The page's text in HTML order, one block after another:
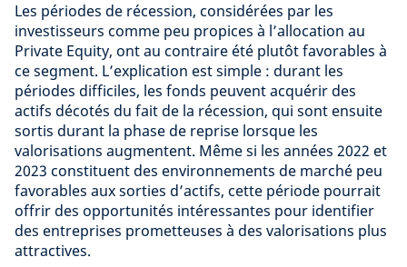
Les périodes de récession, considérées par les
investisseurs comme peu propices à l’allocation au
Private Equity, ont au contraire été plutôt favorables à
ce segment. L’explication est simple : durant les
périodes difficiles, les fonds peuvent acquérir des
actifs décotés du fait de la récession, qui sont ensuite
sortis durant la phase de reprise lorsque les
valorisations augmentent. Même si les années 2022 et
2023 constituent des environnements de marché peu
favorables aux sorties d’actifs, cette période pourrait
offrir des opportunités intéressantes pour identifier
des entreprises prometteuses à des valorisations plus
attractives.